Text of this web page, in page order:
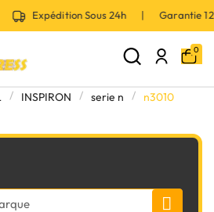
Expédition Sous 24h | Garantie
0
INSPIRON serie n n3010